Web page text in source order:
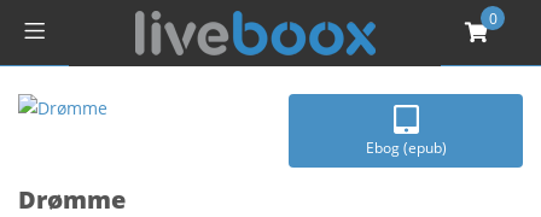
0
Ebog (epub)
Drømme